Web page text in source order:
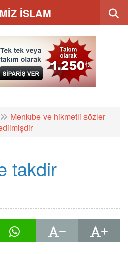
İSLAM
Menkıbe ve hikmetli sözler
takdir